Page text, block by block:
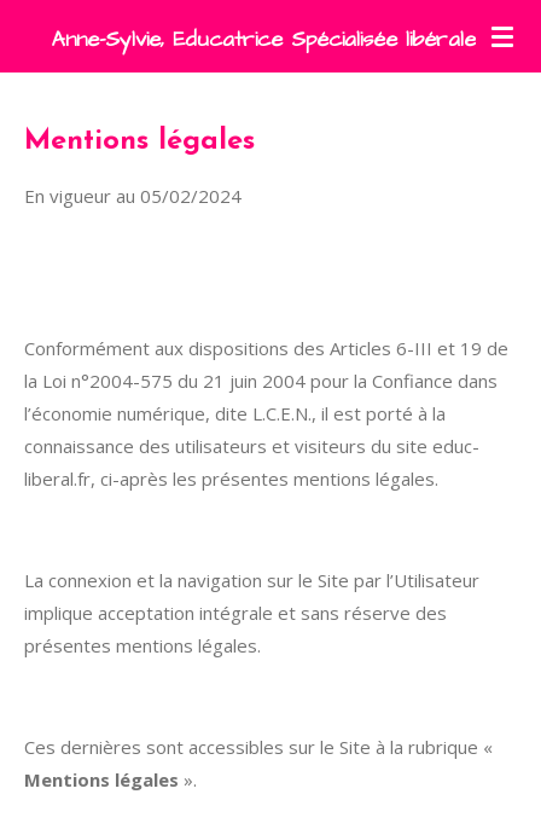
Passer
principal
Anne-Sylvie, Educatrice Spécialisée libérale
Mentions légales
En vigueur au 05/02/2024
Conformément aux dispositions des Articles 6-III et 19 de
la Loi n°2004-575 du 21 juin 2004 pour la Confiance dans
l’économie numérique, dite L.C.E.N., il est porté à la
connaissance des utilisateurs et visiteurs du site educ-
liberal.fr, ci-après les présentes mentions légales.
La connexion et la navigation sur le Site par l’Utilisateur
implique acceptation intégrale et sans réserve des
présentes mentions légales.
Ces dernières sont accessibles sur le Site à la rubrique «
Mentions légales ».